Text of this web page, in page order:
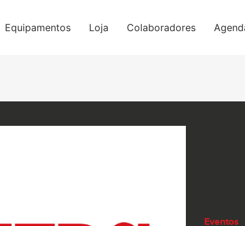
Equipamentos Loja Colaboradores
Eventos